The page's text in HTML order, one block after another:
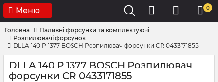
Меню 0
Головна
Паливні форсунки та комплектуючі
Розпилювачі форсунок
DLLA 140 P 1377 BOSCH Розпилювач форсунки CR 0433171855
DLLA 140 P 1377 BOSCH Розпилювач
форсунки CR 0433171855